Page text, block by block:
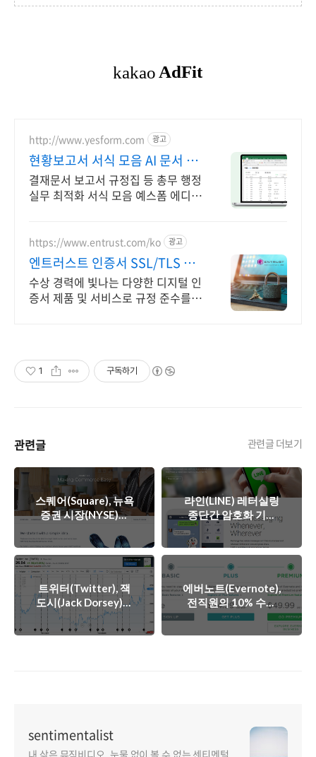
http://www.yesform.com 광고
현황보고서 서식 모음 AI 문서 작
성
결재문서 보고서 규정집 등 총무 행정
실무 최적화 서식 모음 예스폼 에디터
https://www.entrust.com/ko 광고
엔트러스트 인증서 SSL/TLS 인
증 전문기업
수상 경력에 빛나는 다양한 디지털 인
증서 제품 및 서비스로 규정 준수를
1 구독하기
관련글 관련글 더보기
스퀘어(Square), 뉴욕
증권 시장(NYSE)에
제출
라인(LINE) 레터실링
종단간 암호화 기술
적용과 카카오톡
(KakaoTalk) 감청 논
란
트위터(Twitter), 잭
도시(Jack Dorsey)의
정식 CEO 취임설과
주가 반등
에버노트(Evernote),
전직원의 10% 수준
감원과 선택과 집중
sentimentalist